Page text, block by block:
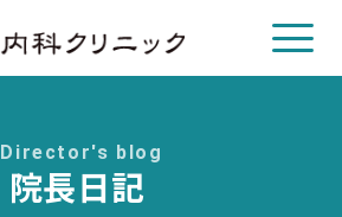
Director's blog
院長日記